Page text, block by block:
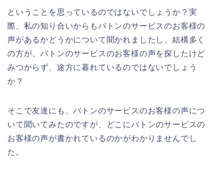
ということを思っているのではないでしょうか？実
際、私の知り合いからもバトンのサービスのお客様の
声があるかどうかについて聞かれましたし、結構多く
の方が、バトンのサービスのお客様の声を探したけど
みつからず、途方に暮れているのではないでしょう
か？
そこで友達にも、バトンのサービスのお客様の声につ
いて聞いてみたのですが、どこにバトンのサービスの
お客様の声が書かれているのかがわかりませんでし
た。